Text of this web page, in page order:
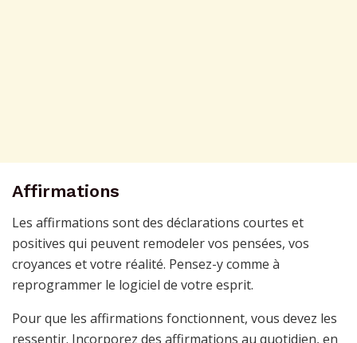
Affirmations
Les affirmations sont des déclarations courtes et
positives qui peuvent remodeler vos pensées, vos
croyances et votre réalité. Pensez-y comme à
reprogrammer le logiciel de votre esprit.
Pour que les affirmations fonctionnent, vous devez les
ressentir. Incorporez des affirmations au quotidien, en